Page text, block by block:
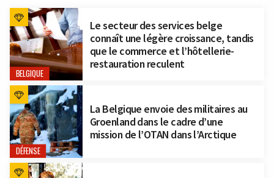
BELGIQUE
Le secteur des services belge
connaît une légère croissance, tandis
que le commerce et l’hôtellerie-
restauration reculent
DÉFENSE
La Belgique envoie des militaires au
Groenland dans le cadre d’une
mission de l’OTAN dans l’Arctique